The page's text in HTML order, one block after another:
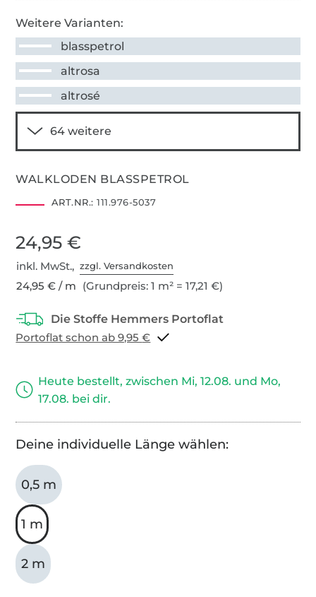
Weitere Varianten:
blasspetrol
altrosa
altrosé
WALKLODEN BLASSPETROL
ART.NR.: 111.976-5037
24,95 €
inkl. MwSt.,zzgl. Versandkosten
24,95 € / m (Grundpreis: 1 m² = 17,21 €)
Portoflat schon ab 9,95 €
Heute bestellt, zwischen Mi, 12.08. und Mo,
17.08. bei dir.
Deine individuelle Länge wählen:
0,5 m
1 m
2 m